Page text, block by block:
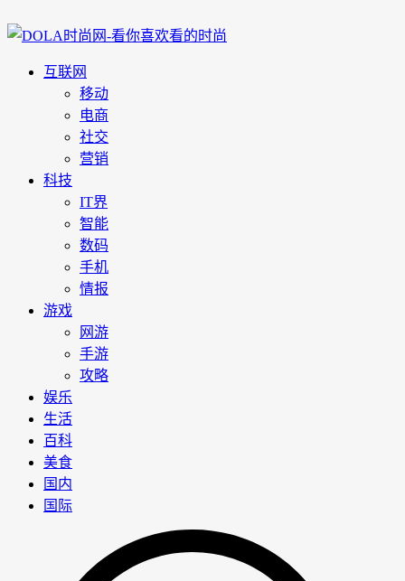
互联网
移动
电商
社交
营销
科技
IT界
智能
数码
手机
情报
游戏
网游
手游
攻略
娱乐
生活
百科
美食
国内
国际